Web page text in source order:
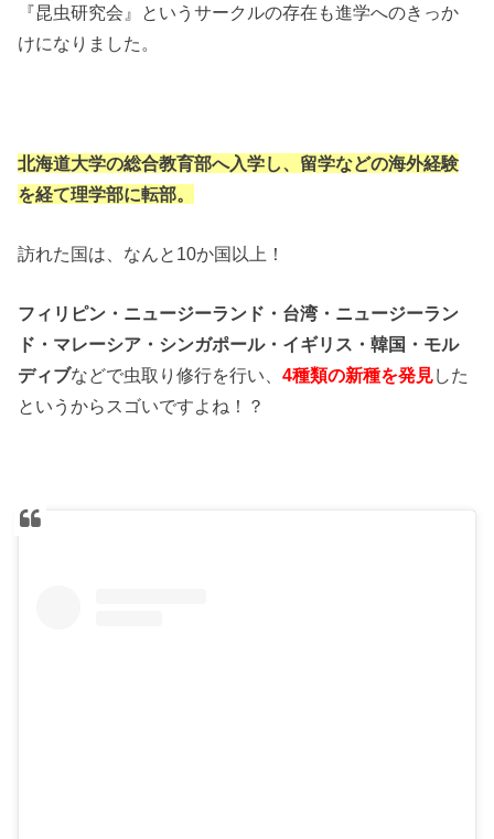
『昆虫研究会』というサークルの存在も進学へのきっか
けになりました。
北海道大学の総合教育部へ入学し、留学などの海外経験
を経て理学部に転部。
訪れた国は、なんと10か国以上！
フィリピン・ニュージーランド・台湾・ニュージーラン
ド・マレーシア・シンガポール・イギリス・韓国・モル
ディブなどで虫取り修行を行い、4種類の新種を発見した
というからスゴいですよね！？